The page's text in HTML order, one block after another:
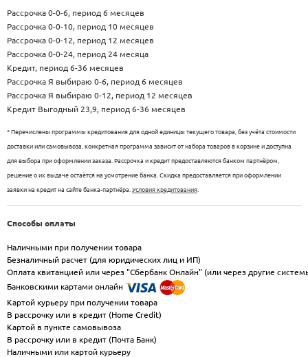
Рассрочка 0-0-6, период 6 месяцев
Рассрочка 0-0-10, период 10 месяцев
Рассрочка 0-0-12, период 12 месяцев
Рассрочка 0-0-24, период 24 месяца
Кредит, период 6-36 месяцев
Рассрочка Я выбираю 0-6, период 6 месяцев
Рассрочка Я выбираю 0-12, период 12 месяцев
Кредит Выгодный 23,9, период 6-36 месяцев
* Перечислены программы кредитования для одной единицы текущего товара, без учёта стоимости
доставки или самовывоза, конкретная программа зависит от набора товаров в корзине и доступна
для выбора при оформлении заказа. Рассрочка и кредит предоставляются банком партнёром,
решение о их выдаче остаётся на усмотрение банка. Скидка предоставляется при оформлении
заявки на кредит на сайте банка-партнёра. Условия кредитования
Способы оплаты
Наличными при получении товара
Безналичный расчет (для юридических лиц и ИП)
Оплата квитанцией или через "Сбербанк Онлайн" (или через другие
Банковскими картами онлайн
Картой курьеру при получении товара
В рассрочку или в кредит (Home Credit)
Картой в пункте самовывоза
В рассрочку или в кредит (Почта Банк)
Наличными или картой курьеру